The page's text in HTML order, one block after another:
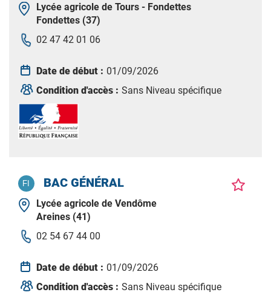
Lycée agricole de Tours - Fondettes
Fondettes (37)
02 47 42 01 06
Date de début : 01/09/2026
Condition d'accès : Sans Niveau spécifique
BAC GÉNÉRAL
Lycée agricole de Vendôme
Areines (41)
02 54 67 44 00
Date de début : 01/09/2026
Condition d'accès : Sans Niveau spécifique